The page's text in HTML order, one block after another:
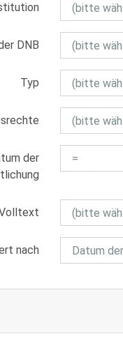
DNB
Typ
der
nach